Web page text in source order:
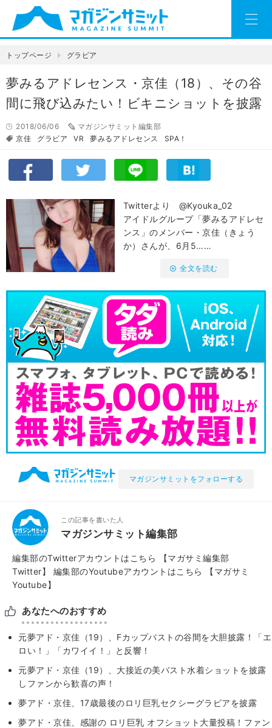
トップページ グラビア
夢みるアドレセンス・京佳（18）、その谷
間に飛び込みたい！ビキニショットを披露
2018/06/06
マガジンサミット編集部
京佳
グラビア VR 夢みるアドレセンス SPA！
Twitterより @Kyouka_02
アイドルグループ「夢みるアドレセ
ンス」のメンバー・京佳（きょう
か）さんが、6月5……
全文を読む
マガジンサミットをフォローする
この記事を書いた人
マガジンサミット編集部
編集部のTwitterアカウントはこちら
【マガサミ編集部
Twitter】
編集部のYoutubeアカウントはこちら
【マガサミ
Youtube】
あなたへのおすすめ
元夢アド・京佳（19）、Fカップバストの谷間を大胆披露！「エ
ロい！」「カワイイ！」と反響！
元夢アド・京佳（19）、大接近の美バスト水着ショットを披露
しファンから歓喜の声！
夢アド・京佳、17歳最後のロリ巨乳セクシーグラビアを披露
夢アド・京佳、感謝の ロリ巨乳 オフショット大量投稿！ファン